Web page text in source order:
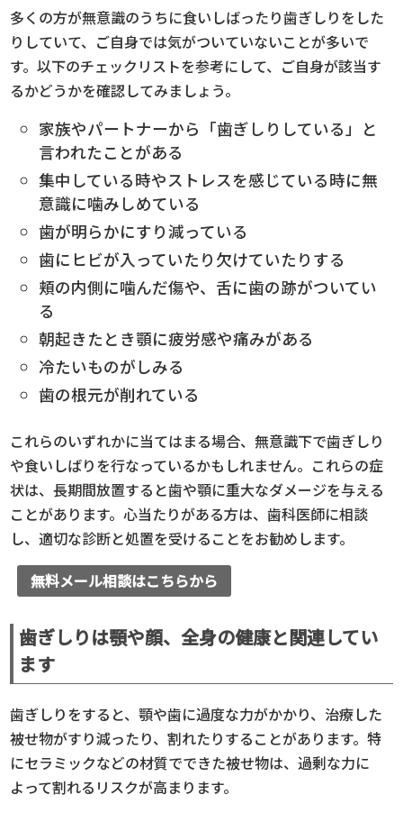
多くの方が無意識のうちに食いしばったり歯ぎしりをした
りしていて、ご自身では気がついていないことが多いで
す。以下のチェックリストを参考にして、ご自身が該当す
るかどうかを確認してみましょう。
家族やパートナーから「歯ぎしりしている」と
言われたことがある
集中している時やストレスを感じている時に無
意識に噛みしめている
歯が明らかにすり減っている
歯にヒビが入っていたり欠けていたりする
頬の内側に噛んだ傷や、舌に歯の跡がついてい
る
朝起きたとき顎に疲労感や痛みがある
冷たいものがしみる
歯の根元が削れている
これらのいずれかに当てはまる場合、無意識下で歯ぎしり
や食いしばりを行なっているかもしれません。これらの症
状は、長期間放置すると歯や顎に重大なダメージを与える
ことがあります。心当たりがある方は、歯科医師に相談
し、適切な診断と処置を受けることをお勧めします。
無料メール相談はこちらから
歯ぎしりは顎や顔、全身の健康と関連してい
ます
歯ぎしりをすると、顎や歯に過度な力がかかり、治療した
被せ物がすり減ったり、割れたりすることがあります。特
にセラミックなどの材質でできた被せ物は、過剰な力に
よって割れるリスクが高まります。